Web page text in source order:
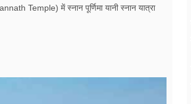
Temple) में स्नान पूर्णिमा यानी स्नान यात्रा